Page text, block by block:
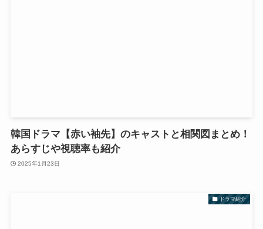
韓国ドラマ【赤い袖先】のキャストと相関図まとめ！
あらすじや視聴率も紹介
2025年1月23日
ドラマ紹介